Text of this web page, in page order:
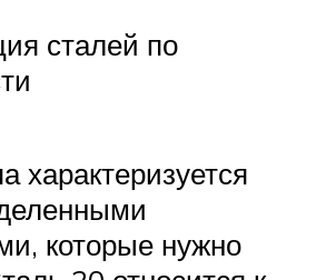
сталей по
характеризуется
которые нужно